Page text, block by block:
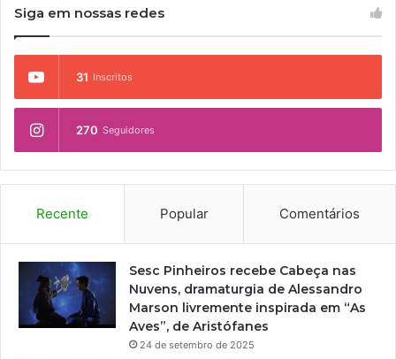
Siga em nossas redes
31 Inscritos
270 Seguidores
Recente Popular Comentários
Sesc Pinheiros recebe Cabeça nas
Nuvens, dramaturgia de Alessandro
Marson livremente inspirada em “As
Aves”, de Aristófanes
24 de setembro de 2025